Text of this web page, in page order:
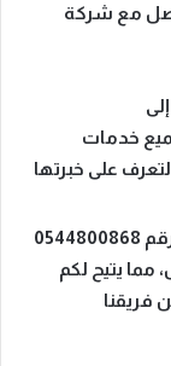
مع شركة
خدمات
على خبرتها
0544800868
مما يتيح لكم
فريقنا